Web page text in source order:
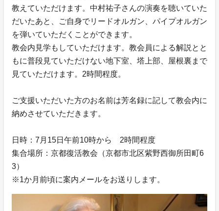
教えていただけます。中村祐子さんの演奏を聴いていた
だいたあと、ご自身でリードオルガン、パイプオルガン
を弾いていただくことができます。
教会内見学もしていただけます。教会員による解説とと
もに普段見ていただけない地下室、塔上部、屋根裏まで
見ていただけます。2時間程度。
ご支援いただいた方のお名前は芳名録に記して教会内に
納めさせていただきます。
日時：7月15日午前10時から 2時間程度
集合場所：京都復活教会（京都市北区紫野西御所田町6
3）
※1か月前頃に案内メールをお送りします。